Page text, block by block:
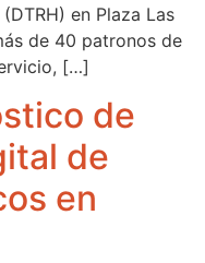
en Plaza Las
de 40 patronos de
[…]
de
de
en